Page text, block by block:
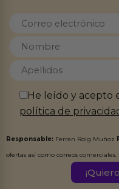
He leído y acepto
política de
Responsable: Ferran Roig Muñoz
ofertas así como correos comerciales.
Destinatarios: